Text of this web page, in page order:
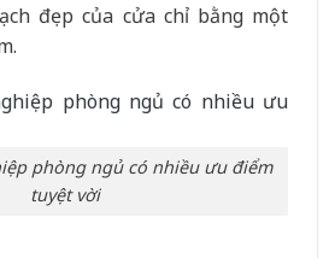
đẹp của cửa chỉ bằng một
phòng ngủ có nhiều ưu điểm
tuyệt vời